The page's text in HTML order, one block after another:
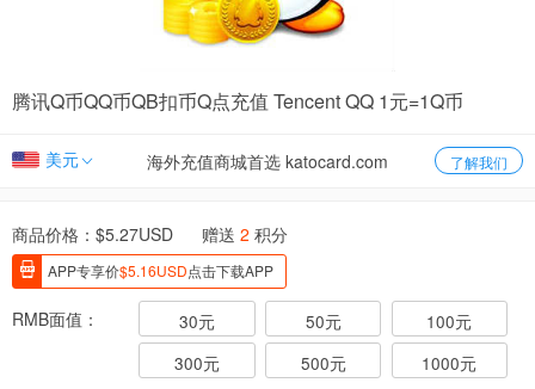
腾讯Q币QQ币QB扣币Q点充值 Tencent QQ 1元=1Q币
美元 海外充值商城首选 katocard.com 了解我们
商品价格：$5.27USD 赠送 2 积分
APP专享价$5.16USD点击下载APP
RMB面值： 30元 50元
100元
300元
500元
1000元